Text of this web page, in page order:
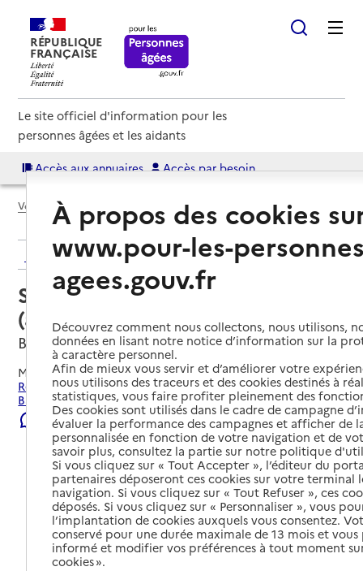
RÉPUBLIQUE
FRANÇAISE
Le site officiel d'information pour les
personnes âgées et les aidants
Accès aux annuaires Accès par besoin
Voir le fil d’Ariane
Retour aux résultats de l'annuaire
Service autonomie à domicile
(aide) – ETXEN
Bayonne, PYRENEES-ATLANTIQUES
Mis à jour le22/07/2026
Rechercher les établissements et services autour de
Bayonne.
Signaler une erreur
À propos des cookies
www.pour-les-
agees.gouv.fr
Découvrez comment nous collectons, nous utilisons,
données en lisant notre notice d’information sur la
à caractère personnel.
Afin de mieux vous servir et d’améliorer votre
nous utilisons des traceurs et des cookies destinés à
statistiques, vous faire profiter pleinement des
Des cookies sont utilisés dans le cadre de campagne
évaluer la performance des campagnes et afficher de
personnalisée en fonction de votre navigation et de
savoir plus, consultez la partie sur notre politique
Si vous cliquez sur « Tout Accepter », l’éditeur du
partenaires déposeront ces cookies sur votre terminal
navigation. Si vous cliquez sur « Tout Refuser », ces
déposés. Si vous cliquez sur « Personnaliser », vous
l’implantation de cookies auxquels vous consentez.
conservé pour une durée maximale de 13 mois et
informé et modifier vos préférences à tout moment
cookies ».